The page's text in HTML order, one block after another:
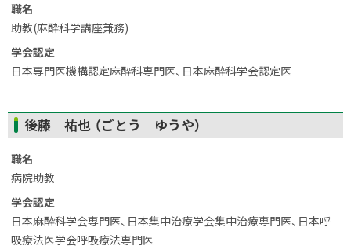
プ
に
戻
る
職名
助教(麻酔科学講座兼務)
学会認定
日本専門医機構認定麻酔科専門医、日本麻酔科学会認定医
ト
ッ
プ
に
戻
る
後藤 祐也 （ごとう ゆうや）
職名
病院助教
学会認定
日本麻酔科学会専門医、日本集中治療学会集中治療専門医、日本呼
吸療法医学会呼吸療法専門医